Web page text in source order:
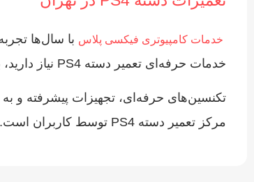
خدمات کامپیوتری فیکسی پلاس
خدمات حرفه‌ای تعمیر دسته PS4 نیاز دارید، به ما اعتماد کنید. ما قطعات اصل، تجهیزات و تجربه‌‌ی کافی برای تعمیر سریع و مقرون به صرفه controller بازی شما را داریم.
تکنسین‌های حرفه‌ای، تجهیزات پیشرفته و
مرکز تعمیر دسته PS4 توسط کاربران است.